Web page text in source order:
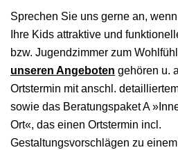
Sprechen Sie uns gerne an,
Ihre Kids attraktive und
bzw. Jugendzimmer zum
unseren Angeboten gehören u.
Ortstermin mit anschl.
sowie das Beratungspaket A
Ort«, das einen Ortstermin incl.
Gestaltungsvorschlägen zu